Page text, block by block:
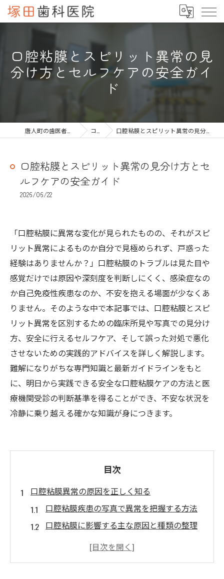
口腔粘膜とスピリット異常の見
分け方とセルフケアの安全ガイ
ド
コラム 口腔粘膜とスピリット異常の見分け方とセルフケアの安全ガイド
口腔粘膜とスピリット異常の見分け方とセ
ルフケアの安全ガイド
2026/06/22
「口腔粘膜に異常な変化が見られたものの、それがスピ
リット異常によるものか自分で見極められず、戸惑った
経験はありませんか？」口腔粘膜のトラブルは見た目や
感覚だけでは原因や深刻度を判断しにくく、感染症なの
か自己免疫性疾患なのか、不安を抱える場面が少なくあ
りません。そのような中で本記事では、口腔粘膜とスピ
リット異常を区別するための臨床所見や写真での見分け
方、安全に行えるセルフケア、そして誤った対処で悪化
させないための実践的アドバイスを詳しく解説します。
難解になりがちな専門知識と最新ガイドラインをもと
に、明日から実践できる安全な口腔粘膜ケアの方法と医
療機関受診の判断基準を得ることができ、不安な状況を
冷静に乗り越える確かな知識が身につきます。
目次
口腔粘膜異常の原因を正しく知る
口腔粘膜疾患の写真で異常を把握する方法
口腔粘膜に影響する主な原因と種類の整理
口腔粘膜のスピロヘータ感染の基礎知識